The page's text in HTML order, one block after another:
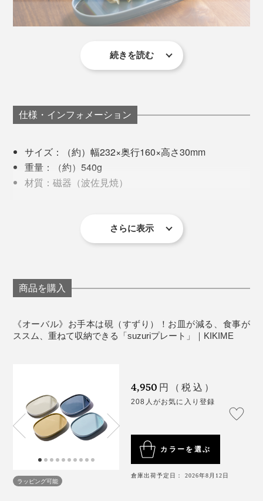
冷凍のシュウマイ、スーパーで買ったお惣菜や巻き寿
司、スライスしただけのフランスパンをさっと並べるだ
けで食材が引き立つのは、この透明感のある色彩を重ね
ストレスなくきれいに重ねられて、収納もコンパクト。
電子レンジ、食器洗浄機・乾燥機の使用もOK！
料理が映える美しさだけではなく、使い勝手もバツグン
な一枚なのです。
例えば、タレを入れるくぼみも、餃子を食べる時にどの
してちょうどいい容量になるよう工夫されているのだと
か。
実際に、普段使っている丸と四角のタレ皿に醤油を入れ
れと同量の醤油を「suzuri」のロング、オーバルに入れ
たところ、なんとぴったりいい塩梅に入ります。
写真左前は「オーバル」、右前は「ロング」※すべて同量（10cc／小さじ2）の醤
油を入れています
このくぼみ、タレだけじゃなく汁気の多い副菜入れとし
ても重宝。ワインのお供に、生ハムやチーズを平面に盛
り付けて、くぼみにはオリーブ漬けを。水分が混ざら
ず、コロコロ転がらず、とてもいい！
MONOCOの金曜日は終日会議。長く濃厚な議論が終わ
のが、私のささやかなご褒美。
なんとも華やかなごちそうに見えるのです。まるで、料
理が輝くステージ。
ラキラしていて、いつもよりおいしく感じる。
最寄りの位置に、醤油がいてくれることの安心感もい
そういえば、食卓に並ぶ料理皿たちの隙間で、いつも窮
てこぼし、邪魔になるからと遠くに置けばタレをつけた
い時にお箸をウロウロさせていたなと思い返しました。
あとは、おかずをワンプレートに盛り付けたい時、ひじ
きのような水分多めのおかずも汁が混ざらず、これまた
続きを読む
仕様・インフォメーション
サイズ：（約）幅232×奥行160×高さ30mm
重量：（約）540g
材質：磁器（波佐見焼）
《「オーバル」と「ロング」のサイズ比較》
さらに表示
商品を購入
《オーバル》お手本は硯（すずり）！お皿が減る、食事が
ススム、重ねて収納できる「suzuriプレート」｜KIKIME
ラッピング可能
4,950 円（税込）
208人がお気に入り登録
カラーを選ぶ
倉庫出荷予定日： 2026年8月12日